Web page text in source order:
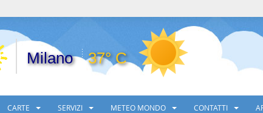
Milano 37° C
CARTE SERVIZI METEO MONDO CONTATTI